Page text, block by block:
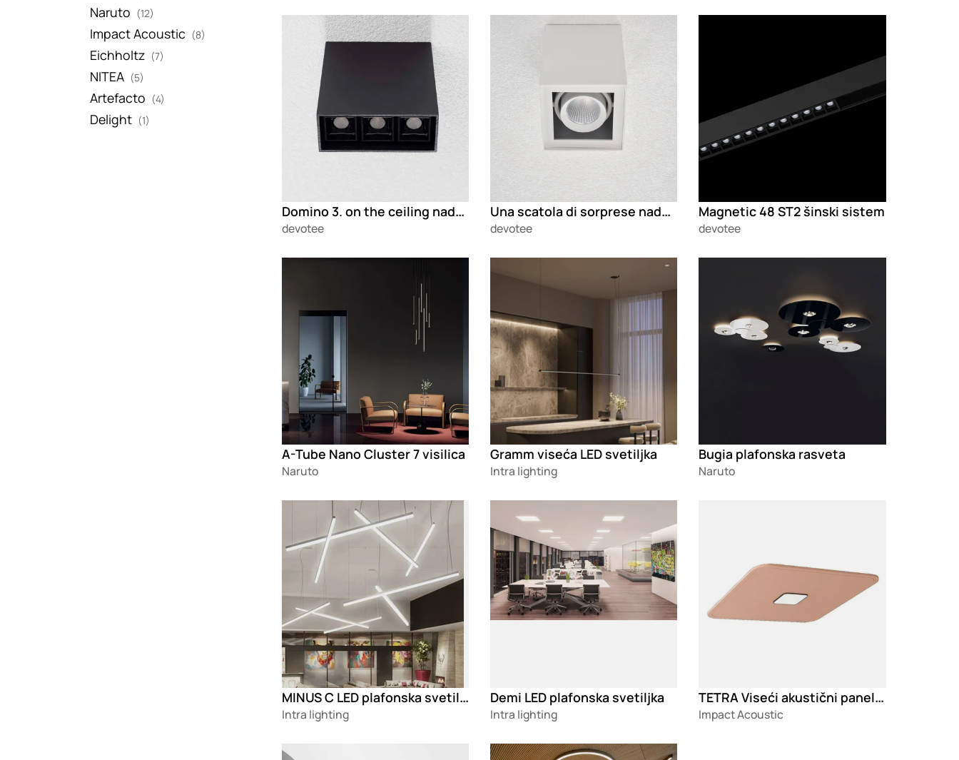
Naruto (12)
Impact Acoustic (8)
Eichholtz (7)
NITEA (5)
Artefacto (4)
Delight (1)
Domino 3. on the ceiling nadgradna svetiljka
devotee
Loading
Una scatola di sorprese nadgradna svetiljka
devotee
Magnetic 48 ST2 šinski sistem
devotee
A-Tube Nano Cluster 7 visilica
Naruto
Gramm viseća LED svetiljka
Intra lighting
Bugia plafonska rasveta
Naruto
MINUS C LED plafonska svetiljka
Intra lighting
Demi LED plafonska svetiljka
Intra lighting
TETRA Viseći akustični panel sa integrisanim osvetljenjem
Impact Acoustic
Loading Loading